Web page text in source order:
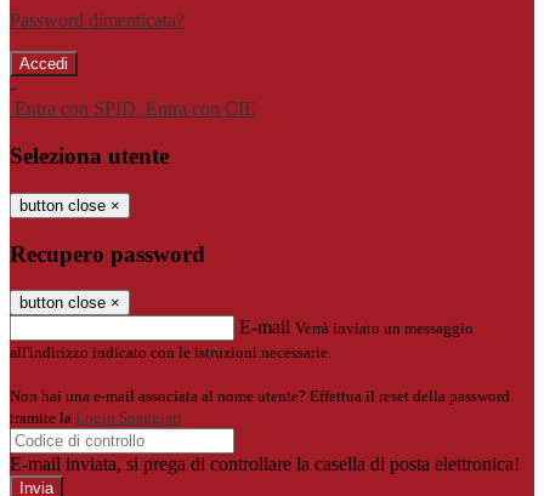
Password dimenticata?
-
Entra con SPID Entra con CIE
Seleziona utente
button close ×
Recupero password
button close ×
E-mail Verrà inviato un messaggio
all'indirizzo indicato con le istruzioni necessarie.
Non hai una e-mail associata al nome utente? Effettua il reset della password
tramite la Login Spaggiari
E-mail inviata, si prega di controllare la casella di posta elettronica!